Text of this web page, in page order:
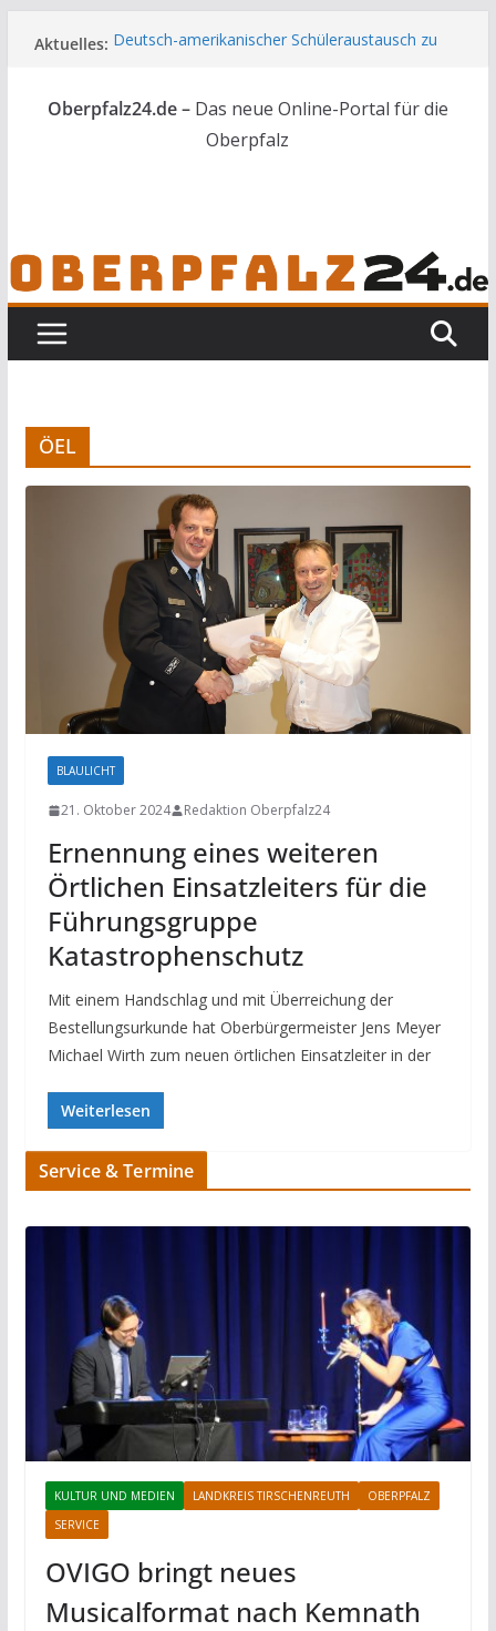
Inhalt
Aktuelles: Deutsch-amerikanischer Schüleraustausch zu
Unbekannte versuchen in Gebäude in Reuth
einzubrechen
Audi prallt gegen Brückengeländer in Weiden
Oberpfalz24.de – Das neue Online-Portal für die
Oberpfalz
ÖEL
BLAULICHT
21. Oktober 2024 Redaktion Oberpfalz24
Ernennung eines weiteren
Örtlichen Einsatzleiters für die
Führungsgruppe
Katastrophenschutz
Mit einem Handschlag und mit Überreichung der
Bestellungsurkunde hat Oberbürgermeister Jens Meyer
Michael Wirth zum neuen örtlichen Einsatzleiter in der
Weiterlesen
Service & Termine
KULTUR UND MEDIEN LANDKREIS TIRSCHENREUTH
OBERPFALZ
SERVICE
OVIGO bringt neues
Musicalformat nach Kemnath